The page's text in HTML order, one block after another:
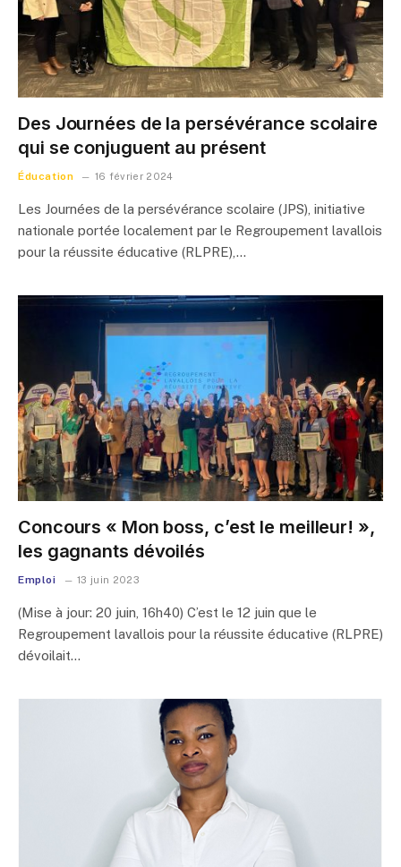
Des Journées de la persévérance scolaire
qui se conjuguent au présent
Éducation 16 février 2024
Les Journées de la persévérance scolaire (JPS), initiative
nationale portée localement par le Regroupement lavallois
pour la réussite éducative (RLPRE),…
Concours « Mon boss, c’est le meilleur! »,
les gagnants dévoilés
Emploi 13 juin 2023
(Mise à jour: 20 juin, 16h40) C’est le 12 juin que le
Regroupement lavallois pour la réussite éducative (RLPRE)
dévoilait…